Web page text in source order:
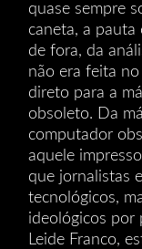
quase sempre
caneta, a pauta
de fora, da
não era feita
direto para a
obsoleto. Da
computador
aquele
que jornalistas
tecnológicos,
ideológicos por
Leide Franco,